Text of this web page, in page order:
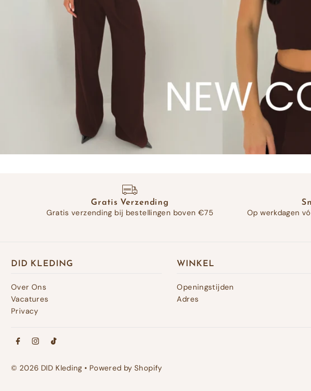
Gratis Verzending
Gratis verzending bij bestellingen boven €75
Op werkdagen
DID KLEDING
Over Ons
Vacatures
Privacy
WINKEL
Openingstijden
Adres
© 2026 DID Kleding • Powered by Shopify